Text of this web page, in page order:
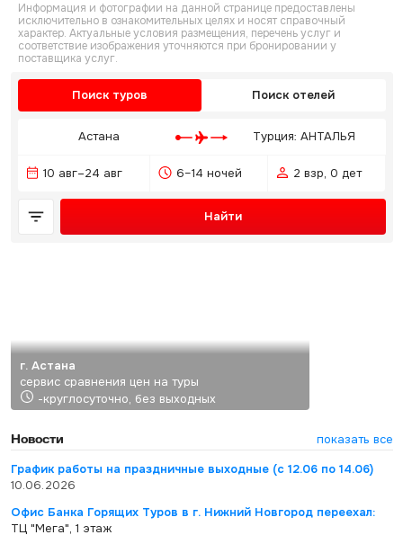
Информация и фотографии на данной странице предоставлены
исключительно в ознакомительных целях и носят справочный
характер. Актуальные условия размещения, перечень услуг и
соответствие изображения уточняются при бронировании у
поставщика услуг.
Поиск туров Поиск отелей
Астана Турция: АНТАЛЬЯ
10 авг–24 авг 6–14 ночей 2 взр, 0 дет
Найти
г. Астана
сервис сравнения цен на туры
-круглосуточно, без выходных
Новости
показать все
График работы на праздничные выходные (с 12.06 по 14.06)
10.06.2026
Офис Банка Горящих Туров в г. Нижний Новгород переехал:
ТЦ "Мега", 1 этаж